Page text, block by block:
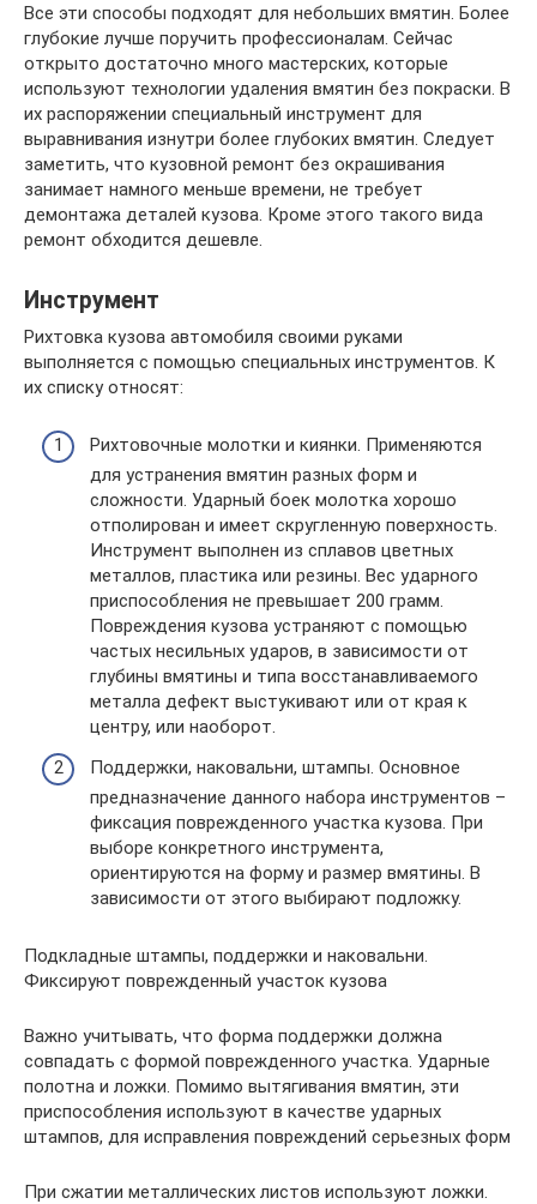
Все эти способы подходят для небольших вмятин. Более
глубокие лучше поручить профессионалам. Сейчас
открыто достаточно много мастерских, которые
используют технологии удаления вмятин без покраски. В
их распоряжении специальный инструмент для
выравнивания изнутри более глубоких вмятин. Следует
заметить, что кузовной ремонт без окрашивания
занимает намного меньше времени, не требует
демонтажа деталей кузова. Кроме этого такого вида
ремонт обходится дешевле.
Инструмент
Рихтовка кузова автомобиля своими руками
выполняется с помощью специальных инструментов. К
их списку относят:
Рихтовочные молотки и киянки. Применяются
для устранения вмятин разных форм и
сложности. Ударный боек молотка хорошо
отполирован и имеет скругленную поверхность.
Инструмент выполнен из сплавов цветных
металлов, пластика или резины. Вес ударного
приспособления не превышает 200 грамм.
Повреждения кузова устраняют с помощью
частых несильных ударов, в зависимости от
глубины вмятины и типа восстанавливаемого
металла дефект выстукивают или от края к
центру, или наоборот.
Поддержки, наковальни, штампы. Основное
предназначение данного набора инструментов –
фиксация поврежденного участка кузова. При
выборе конкретного инструмента,
ориентируются на форму и размер вмятины. В
зависимости от этого выбирают подложку.
Подкладные штампы, поддержки и наковальни.
Фиксируют поврежденный участок кузова
Важно учитывать, что форма поддержки должна
совпадать с формой поврежденного участка. Ударные
полотна и ложки. Помимо вытягивания вмятин, эти
приспособления используют в качестве ударных
штампов, для исправления повреждений серьезных форм
При сжатии металлических листов используют ложки.